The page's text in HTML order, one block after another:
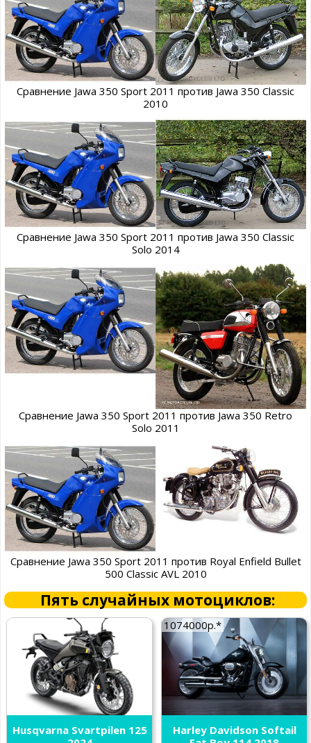
Сравнение Jawa 350 Sport 2011 против Jawa 350 Classic
2010
Сравнение Jawa 350 Sport 2011 против Jawa 350 Classic
Solo 2014
Сравнение Jawa 350 Sport 2011 против Jawa 350 Retro
Solo 2011
Сравнение Jawa 350 Sport 2011 против Royal Enfield Bullet
500 Classic AVL 2010
Пять случайных мотоциклов:
Husqvarna Svartpilen 125
1074000р.*
Harley Davidson Softail